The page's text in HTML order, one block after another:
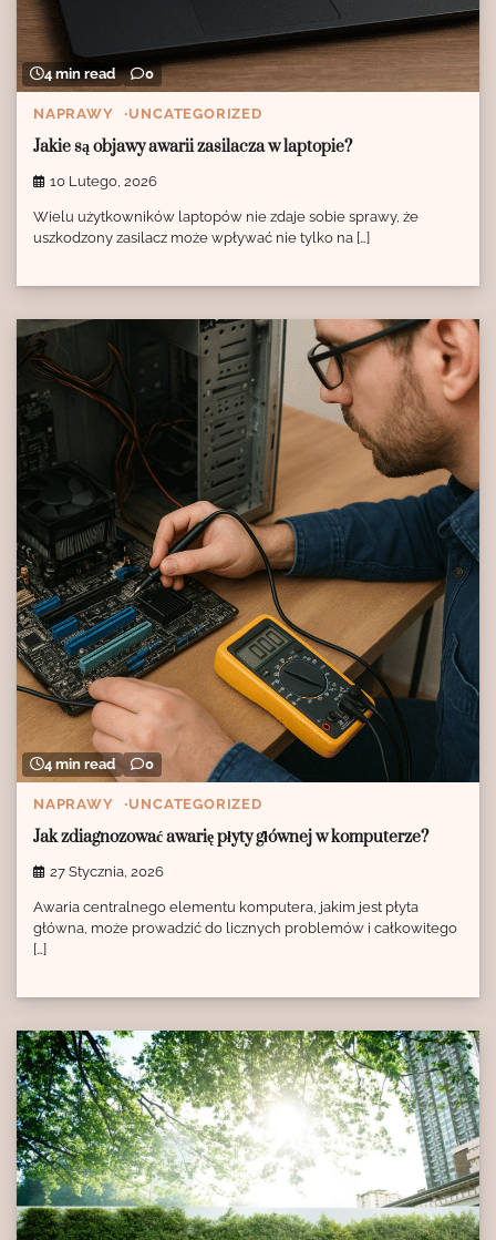
4 min read 0
NAPRAWY UNCATEGORIZED
Jakie są objawy awarii zasilacza w laptopie?
10 Lutego, 2026
Wielu użytkowników laptopów nie zdaje sobie sprawy, że
uszkodzony zasilacz może wpływać nie tylko na […]
4 min read 0
NAPRAWY UNCATEGORIZED
Jak zdiagnozować awarię płyty głównej w komputerze?
27 Stycznia, 2026
Awaria centralnego elementu komputera, jakim jest płyta
główna, może prowadzić do licznych problemów i całkowitego
[…]